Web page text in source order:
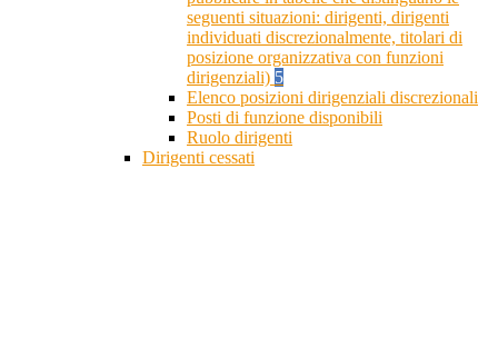
seguenti situazioni: dirigenti, dirigenti
individuati discrezionalmente, titolari di
posizione organizzativa con funzioni
dirigenziali) 5
Elenco posizioni dirigenziali discrezionali
Posti di funzione disponibili
Ruolo dirigenti
Dirigenti cessati